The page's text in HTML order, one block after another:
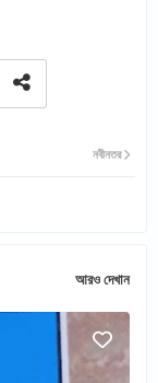
নবীনতর
আরও দেখান